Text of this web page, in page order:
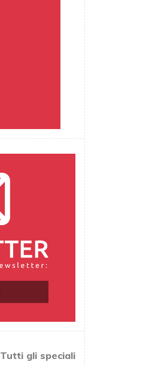
Tutti gli speciali